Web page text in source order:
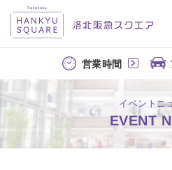
営業時間
イベントニ
EVENT